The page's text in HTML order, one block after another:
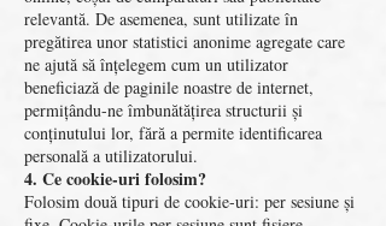
relevantă. De asemenea, sunt utilizate în
pregătirea unor statistici anonime agregate care
ne ajută să înțelegem cum un utilizator
beneficiază de paginile noastre de internet,
permițându-ne îmbunătățirea structurii și
conținutului lor, fără a permite identificarea
personală a utilizatorului.
4. Ce cookie-uri folosim?
Folosim două tipuri de cookie-uri: per sesiune și